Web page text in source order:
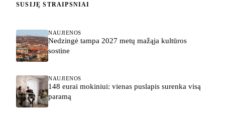
SUSIJĘ STRAIPSNIAI
NAUJIENOS
Nedzingė tampa 2027 metų mažąja kultūros
sostine
NAUJIENOS
148 eurai mokiniui: vienas puslapis surenka visą
paramą